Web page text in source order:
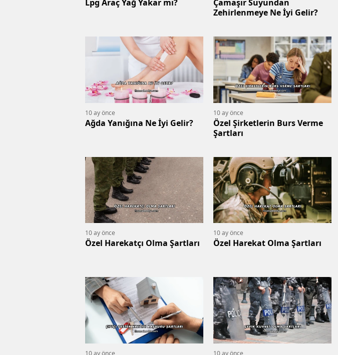
Lpg Araç Yağ Yakar mı?
Çamaşır Suyundan
Zehirlenmeye Ne İyi Gelir?
10 ay önce
Ağda Yanığına Ne İyi Gelir?
10 ay önce
Özel Şirketlerin Burs Verme
Şartları
10 ay önce
Özel Harekatçı Olma Şartları
10 ay önce
Özel Harekat Olma Şartları